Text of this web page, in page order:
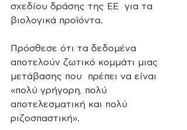
σχεδίου δράσης της ΕΕ  για τα
βιολογικά προϊόντα.
Πρόσθεσε ότι τα δεδομένα
αποτελούν ζωτικό κομμάτι μιας
μετάβασης που  πρέπει να είναι
«πολύ γρήγορη, πολύ
αποτελεσματική και πολύ
ριζοσπαστική».